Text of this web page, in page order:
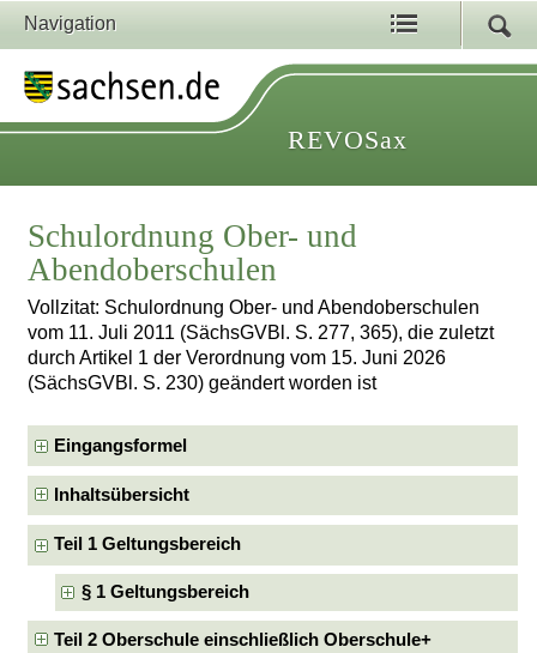
Navigation
REVOSax
Schulordnung Ober- und
Abendoberschulen
Vollzitat: Schulordnung Ober- und Abendoberschulen
vom 11. Juli 2011 (SächsGVBl. S. 277, 365), die zuletzt
durch Artikel 1 der Verordnung vom 15. Juni 2026
(SächsGVBl. S. 230) geändert worden ist
Eingangsformel
Inhaltsübersicht
Teil 1 Geltungsbereich
§ 1 Geltungsbereich
Teil 2 Oberschule einschließlich Oberschule+